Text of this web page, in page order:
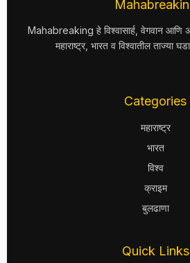
Mahabreaking हे विश्वासार्ह, वेगवान आणि
महाराष्ट्र, भारत व विश्वातील ताज्या
Categories
महाराष्ट्र
भारत
विश्व
क्राइम
बुलढाणा
Quick Links